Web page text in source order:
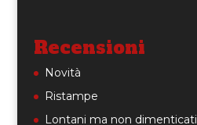
Recensioni
Novità
Ristampe
Lontani ma non dimenticati